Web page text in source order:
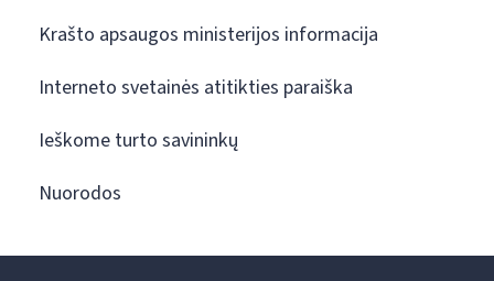
Krašto apsaugos ministerijos informacija
Interneto svetainės atitikties paraiška
Ieškome turto savininkų
Nuorodos